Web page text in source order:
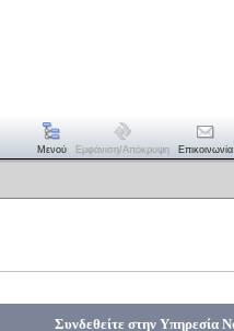
Μενού Εμφάνιση/απόκρυψη Επικοινωνία